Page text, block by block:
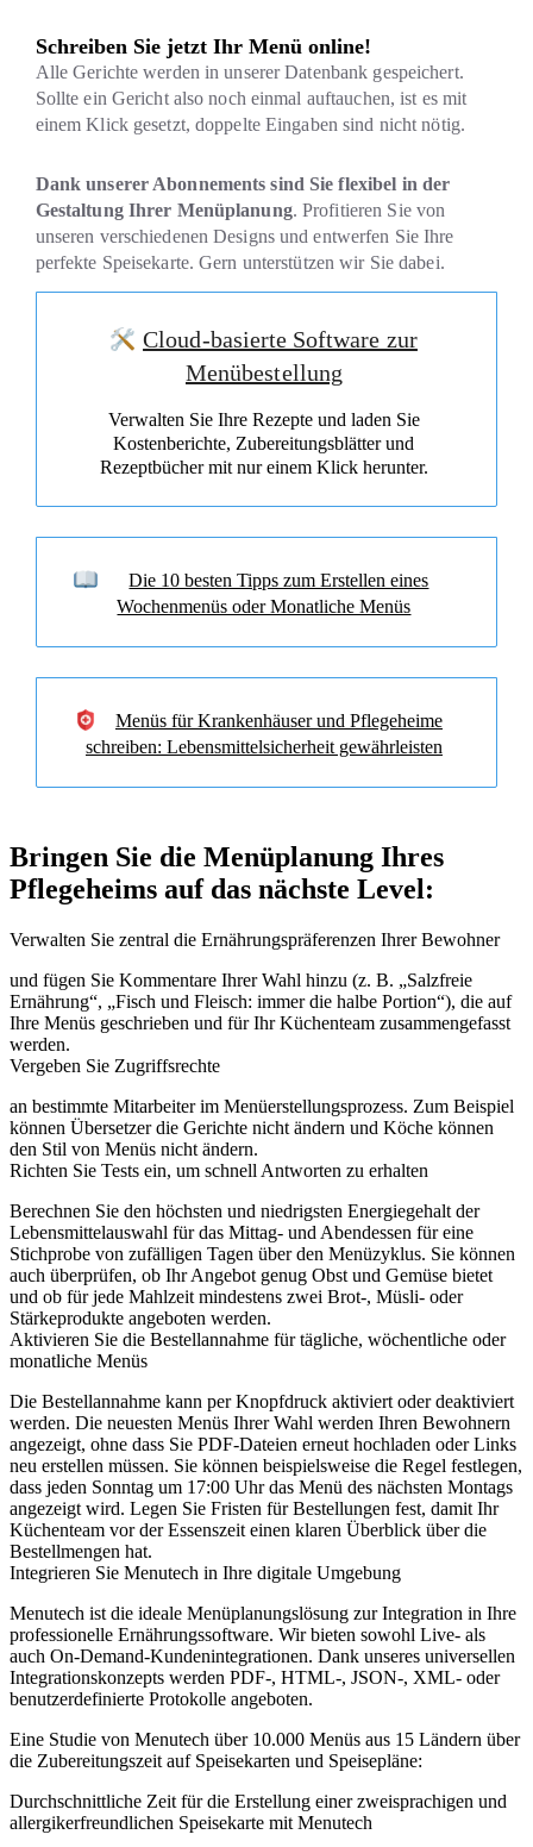
Cloud-basierte Software zur
Menübestellung
Verwalten Sie Ihre Rezepte und laden Sie
Kostenberichte, Zubereitungsblätter und
Rezeptbücher mit nur einem Klick herunter.
Die 10 besten Tipps zum Erstellen eines
Wochenmenüs oder Monatliche Menüs
Menüs für Krankenhäuser und Pflegeheime
schreiben: Lebensmittelsicherheit gewährleisten
Schreiben Sie jetzt Ihr Menü online!
Alle Gerichte werden in unserer Datenbank gespeichert.
Sollte ein Gericht also noch einmal auftauchen, ist es mit
einem Klick gesetzt, doppelte Eingaben sind nicht nötig.
Dank unserer Abonnements sind Sie flexibel in der
Gestaltung Ihrer Menüplanung. Profitieren Sie von
unseren verschiedenen Designs und entwerfen Sie Ihre
perfekte Speisekarte. Gern unterstützen wir Sie dabei.
Bringen Sie die Menüplanung Ihres
Pflegeheims auf das nächste Level:
Verwalten Sie zentral die Ernährungspräferenzen Ihrer Bewohner
und fügen Sie Kommentare Ihrer Wahl hinzu (z. B. „Salzfreie
Ernährung“, „Fisch und Fleisch: immer die halbe Portion“), die auf
Ihre Menüs geschrieben und für Ihr Küchenteam zusammengefasst
werden.
Vergeben Sie Zugriffsrechte
an bestimmte Mitarbeiter im Menüerstellungsprozess. Zum Beispiel
können Übersetzer die Gerichte nicht ändern und Köche können
den Stil von Menüs nicht ändern.
Richten Sie Tests ein, um schnell Antworten zu erhalten
Berechnen Sie den höchsten und niedrigsten Energiegehalt der
Lebensmittelauswahl für das Mittag- und Abendessen für eine
Stichprobe von zufälligen Tagen über den Menüzyklus. Sie können
auch überprüfen, ob Ihr Angebot genug Obst und Gemüse bietet
und ob für jede Mahlzeit mindestens zwei Brot-, Müsli- oder
Stärkeprodukte angeboten werden.
Aktivieren Sie die Bestellannahme für tägliche, wöchentliche oder
monatliche Menüs
Die Bestellannahme kann per Knopfdruck aktiviert oder deaktiviert
werden. Die neuesten Menüs Ihrer Wahl werden Ihren Bewohnern
angezeigt, ohne dass Sie PDF-Dateien erneut hochladen oder Links
neu erstellen müssen. Sie können beispielsweise die Regel festlegen,
dass jeden Sonntag um 17:00 Uhr das Menü des nächsten Montags
angezeigt wird. Legen Sie Fristen für Bestellungen fest, damit Ihr
Küchenteam vor der Essenszeit einen klaren Überblick über die
Bestellmengen hat.
Integrieren Sie Menutech in Ihre digitale Umgebung
Menutech ist die ideale Menüplanungslösung zur Integration in Ihre
professionelle Ernährungssoftware. Wir bieten sowohl Live- als
auch On-Demand-Kundenintegrationen. Dank unseres universellen
Integrationskonzepts werden PDF-, HTML-, JSON-, XML- oder
benutzerdefinierte Protokolle angeboten.
Eine Studie von Menutech über 10.000 Menüs aus 15 Ländern über
die Zubereitungszeit auf Speisekarten und Speisepläne:
Durchschnittliche Zeit für die Erstellung einer zweisprachigen und
allergikerfreundlichen Speisekarte mit Menutech